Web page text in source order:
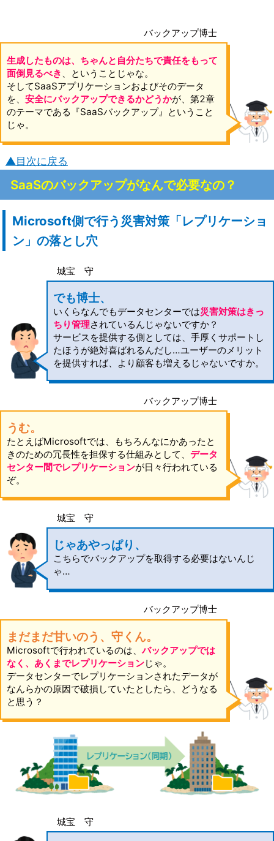
バックアップ博士
生成したものは、ちゃんと自分たちで責任をもって
面倒見るべき 、ということじゃな。
そしてSaaSアプリケーションおよびそのデータ
を、 安全にバックアップできるかどうかが、第2章
のテーマである『SaaSバックアップ』ということ
じゃ。
▲目次に戻る
SaaSのバックアップがなんで必要なの？
Microsoft側で行う災害対策「レプリケーショ
ン」の落とし穴
城宝 守
でも博士、
いくらなんでもデータセンターでは災害対策はきっ
ちり管理されているんじゃないですか？
サービスを提供する側としては、手厚くサポートし
たほうが絶対喜ばれるんだし…ユーザーのメリット
を提供すれば、より顧客も増えるじゃないですか。
バックアップ博士
うむ。
たとえばMicrosoftでは、もちろんなにかあったと
きのための冗長性を担保する仕組みとして、 データ
センター間でレプリケーションが日々行われている
ぞ。
城宝 守
じゃあやっぱり、
こちらでバックアップを取得する必要はないんじ
ゃ…
バックアップ博士
まだまだ甘いのう、守くん。
Microsoftで行われているのは、バックアップでは
なく、あくまでレプリケーションじゃ。
データセンターでレプリケーションされたデータが
なんらかの原因で破損していたとしたら、どうなる
と思う？
城宝 守